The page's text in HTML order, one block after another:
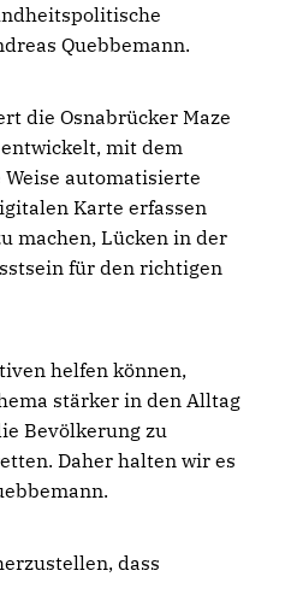
Quebbemann.
die Osnabrücker Maze
mit dem
automatisierte
Karte erfassen
machen, Lücken in der
für den richtigen
helfen können,
stärker in den Alltag
Bevölkerung zu
Daher halten wir es
dass